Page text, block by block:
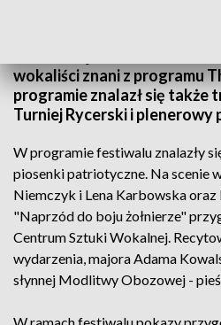
wokaliści znani z programu
programie znalazł się także
Turniej Rycerski i plenerowy
W programie festiwalu znalazły
piosenki patriotyczne. Na scenie
Niemczyk i Lena Karbowska
"Naprzód do boju żołnierze"
Centrum Sztuki Wokalnej.
wydarzenia, majora Adama
słynnej Modlitwy Obozowej -